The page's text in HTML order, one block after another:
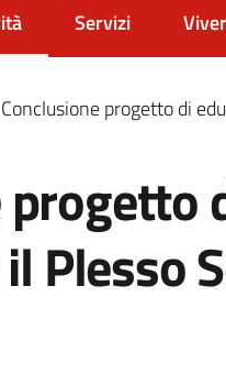
selezionato
Servizi
Conclusione progetto di
Plesso